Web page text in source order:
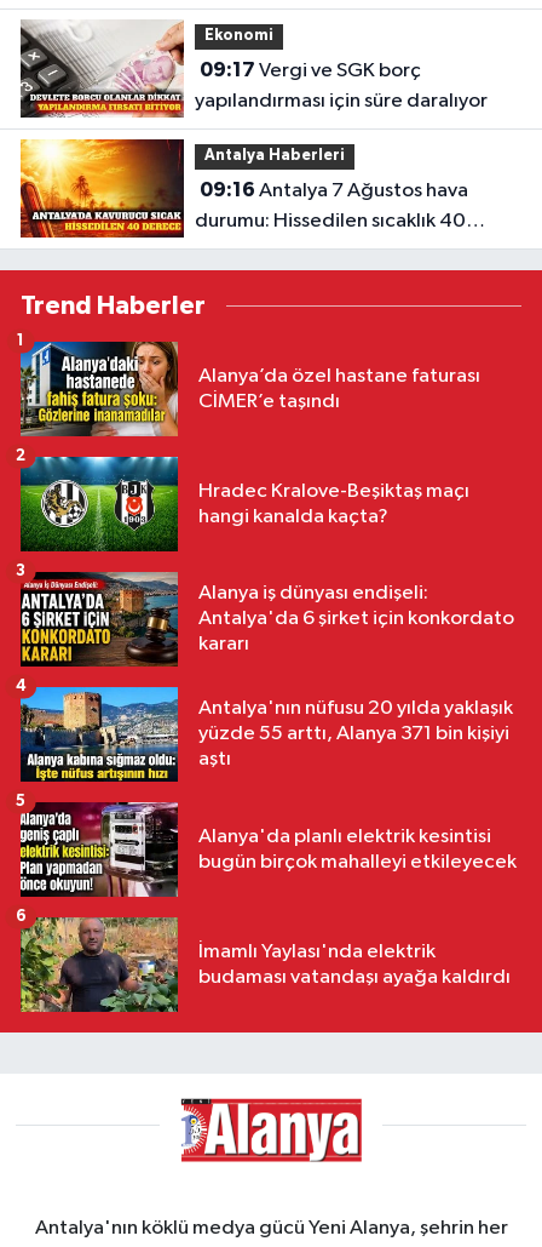
yok"
Ekonomi
09:17
yapılandırması için süre daralıyor
Antalya Haberleri
09:16
durumu: Hissedilen sıcaklık 40
derece
Trend Haberler
Alanya’da özel hastane faturası
CİMER’e taşındı
1
Hradec Kralove-Beşiktaş maçı
hangi kanalda kaçta?
2
Alanya iş dünyası endişeli:
Antalya'da 6 şirket için konkordato
kararı
3
Antalya'nın nüfusu 20 yılda yaklaşık
yüzde 55 arttı, Alanya 371 bin kişiyi
aştı
4
Alanya'da planlı elektrik kesintisi
bugün birçok mahalleyi etkileyecek
5
İmamlı Yaylası'nda elektrik
budaması vatandaşı ayağa kaldırdı
6
Antalya'nın köklü medya gücü Yeni Alanya, şehrin her